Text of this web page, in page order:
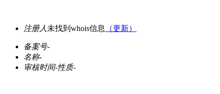
注册人 未找到whois信息 （更新）
备案号-
名称-
审核时间-性质-